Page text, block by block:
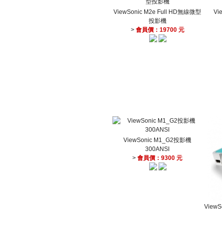
ViewSonic M2e Full HD無線微型
投影機
> 會員價：19700 元
ViewSonic M1_G2投影機
300ANSI
>會員價：9300 元